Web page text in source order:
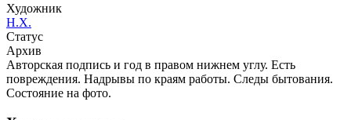
Художник
Н.Х.
Статус
Архив
Авторская подпись и год в правом нижнем углу. Есть
повреждения. Надрывы по краям работы. Следы бытования.
Состояние на фото.